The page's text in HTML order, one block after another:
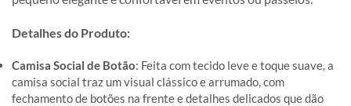
Detalhes do Produto:
Camisa Social de Botão: Feita com tecido leve e toque suave, a
camisa social traz um visual clássico e arrumado, com
fechamento de botões na frente e detalhes delicados que dão